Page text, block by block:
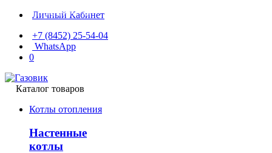
Личный Кабинет
+7 (8452) 25-54-04
WhatsApp
0
Каталог товаров
Котлы отопления
Настенные
котлы